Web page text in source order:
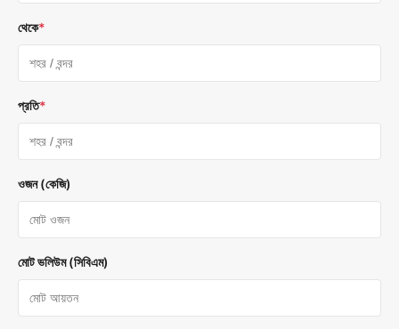
থেকে*
প্রতি*
ওজন (কেজি)
মোট ভলিউম (সিবিএম)